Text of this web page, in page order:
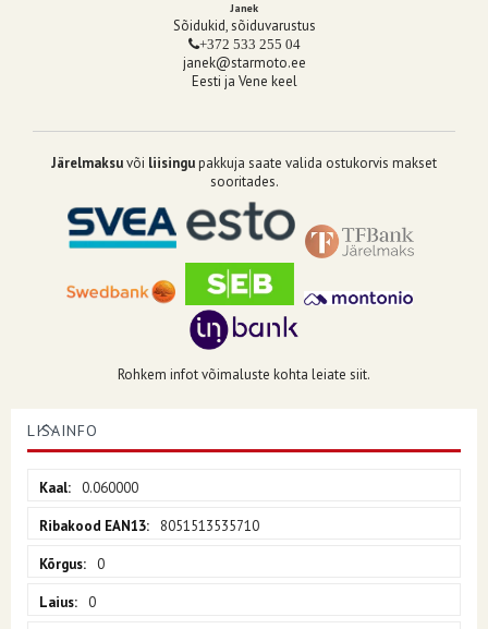
Janek
Sõidukid, sõiduvarustus
+372 533 255 04
janek@starmoto.ee
Eesti ja Vene keel
Järelmaksuvõi liisingupakkuja saate valida ostukorvis makset
sooritades.
Rohkem infot võimaluste kohta leiate siit.
LISAINFO
0.060000
8051513535710
0
0